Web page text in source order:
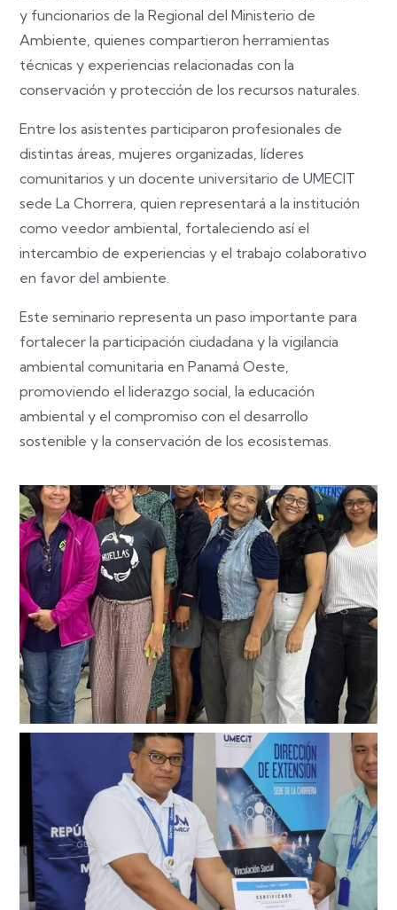
y funcionarios de la Regional del Ministerio de
Ambiente, quienes compartieron herramientas
técnicas y experiencias relacionadas con la
conservación y protección de los recursos naturales.
Entre los asistentes participaron profesionales de
distintas áreas, mujeres organizadas, líderes
comunitarios y un docente universitario de UMECIT
sede La Chorrera, quien representará a la institución
como veedor ambiental, fortaleciendo así el
intercambio de experiencias y el trabajo colaborativo
en favor del ambiente.
Este seminario representa un paso importante para
fortalecer la participación ciudadana y la vigilancia
ambiental comunitaria en Panamá Oeste,
promoviendo el liderazgo social, la educación
ambiental y el compromiso con el desarrollo
sostenible y la conservación de los ecosistemas.